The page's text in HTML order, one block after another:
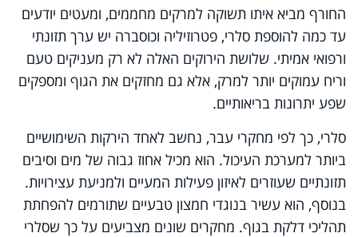
החורף מביא איתו תשוקה למרקים מחממים, ומעטים יודעים
עד כמה להוספת סלרי, פטרוזיליה וכוסברה יש ערך תזונתי
ורפואי אמיתי. שלושת הירוקים האלה לא רק מעניקים טעם
וריח עמוקים יותר למרק, אלא גם מחזקים את הגוף ומספקים
שפע יתרונות בריאותיים.
סלרי, כך לפי מחקרי עבר, נחשב לאחד הירקות השימושיים
ביותר למערכת העיכול. הוא מכיל אחוז גבוה של מים וסיבים
תזונתיים שעוזרים לאיזון פעילות המעיים ולמניעת עצירויות.
בנוסף, הוא עשיר בנוגדי חמצון טבעיים שתורמים להפחתת
תהליכי דלקת בגוף. מחקרים שונים מצביעים על כך שסלרי